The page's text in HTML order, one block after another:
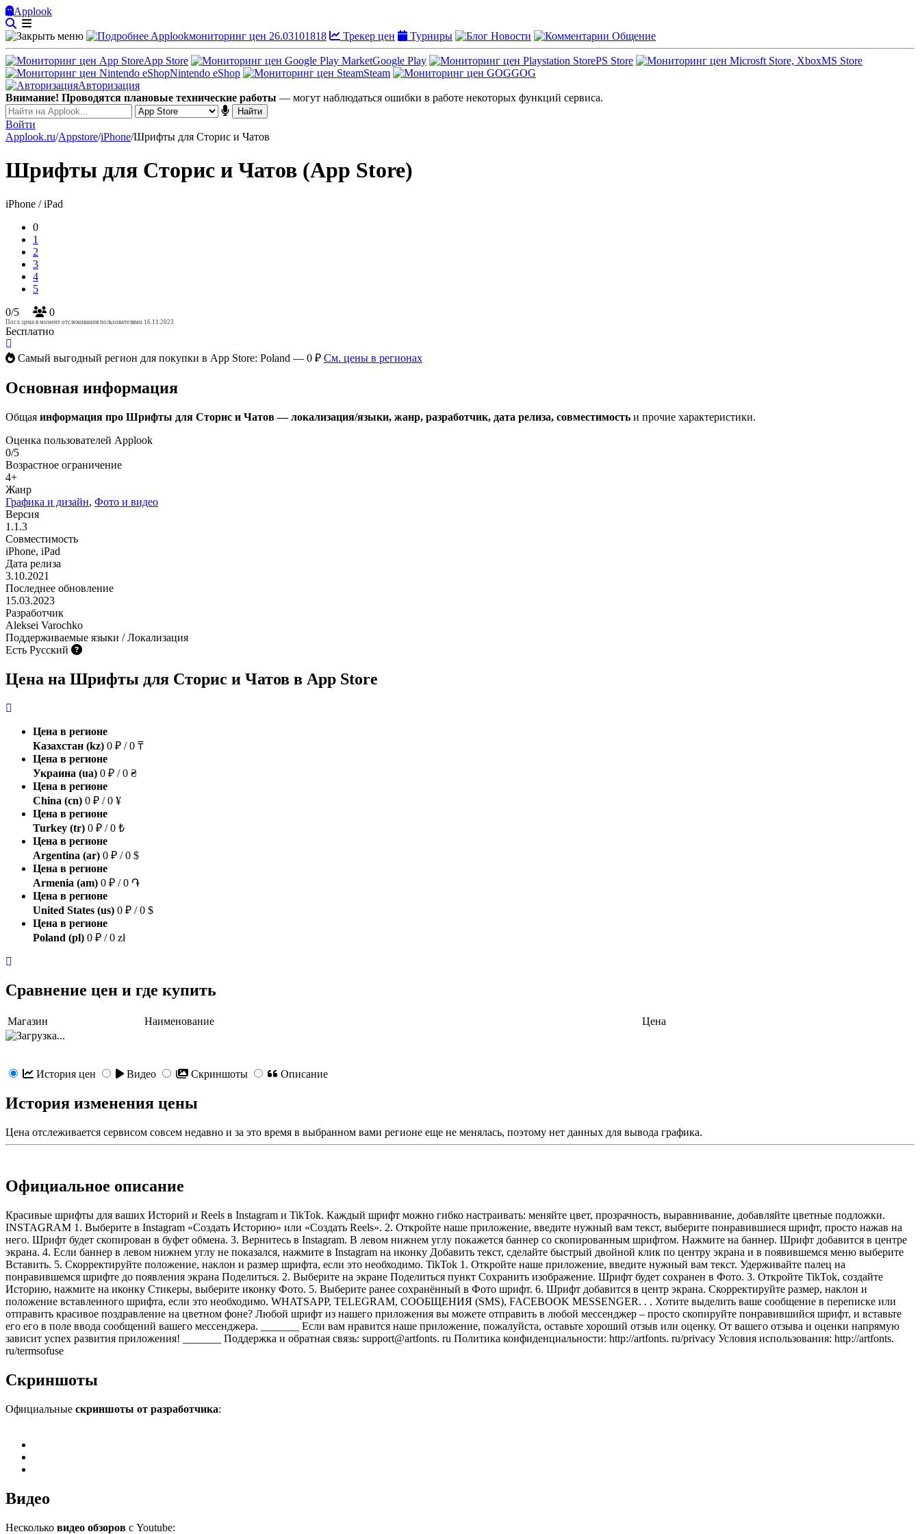
Applook
Applookмониторинг цен 26.03101818 Трекер цен Турниры Новости Общение
App Store Google Play PS Store
MS Store
Nintendo eShop
Steam
GOG
Авторизация
Внимание! Проводятся плановые технические работы — могут наблюдаться ошибки в работе некоторых функций сервиса.
Войти
Applook.ru/Appstore/iPhone/Шрифты для Сторис и Чатов
Шрифты для Сторис и Чатов (App Store)
iPhone / iPad
0
1
2
3
4
5
0/5
0
Посл. цена в момент отслеживания пользователями 16.11.2023
Бесплатно
Самый выгодный регион для покупки в App Store: Poland — 0 ₽ См. цены в регионах
Основная информация
Общая информация про Шрифты для Сторис и Чатов — локализация/языки, жанр, разработчик, дата релиза, совместимость и прочие характеристики.
Оценка пользователей Applook
0/5
Возрастное ограничение
4+
Жанр
Графика и дизайн, Фото и видео
Версия
1.1.3
Совместимость
iPhone, iPad
Дата релиза
3.10.2021
Последнее обновление
15.03.2023
Разработчик
Aleksei Varochko
Поддерживаемые языки / Локализация
Есть Русский
Цена на Шрифты для Сторис и Чатов в App Store
Цена в регионе
Казахстан (kz) 0 ₽ / 0 ₸
Цена в регионе
Украина (ua) 0 ₽ / 0 ₴
Цена в регионе
China (cn) 0 ₽ / 0 ¥
Цена в регионе
Turkey (tr) 0 ₽ / 0 ₺
Цена в регионе
Argentina (ar) 0 ₽ / 0 $
Цена в регионе
Armenia (am) 0 ₽ / 0 ֏
Цена в регионе
United States (us) 0 ₽ / 0 $
Цена в регионе
Poland (pl) 0 ₽ / 0 zł
Сравнение цен и где купить
Магазин Наименование Цена
История цен Видео Скриншоты Описание
История изменения цены
Цена отслеживается сервисом совсем недавно и за это время в выбранном вами регионе еще не менялась, поэтому нет данных для вывода графика.
Официальное описание
Красивые шрифты для ваших Историй и Reels в Instagram и TikTok. Каждый шрифт можно гибко настраивать: меняйте цвет, прозрачность, выравнивание, добавляйте цветные подложки.
INSTAGRAM 1. Выберите в Instagram «Создать Историю» или «Создать Reels». 2. Откройте наше приложение, введите нужный вам текст, выберите понравившиеся шрифт, просто нажав на
него. Шрифт будет скопирован в буфет обмена. 3. Вернитесь в Instagram. В левом нижнем углу покажется баннер со скопированным шрифтом. Нажмите на баннер. Шрифт добавится в центре
экрана. 4. Если баннер в левом нижнем углу не показался, нажмите в Instagram на иконку Добавить текст, сделайте быстрый двойной клик по центру экрана и в появившемся меню выберите
Вставить. 5. Скорректируйте положение, наклон и размер шрифта, если это необходимо. TikTok 1. Откройте наше приложение, введите нужный вам текст. Удерживайте палец на
понравившемся шрифте до появления экрана Поделиться. 2. Выберите на экране Поделиться пункт Сохранить изображение. Шрифт будет сохранен в Фото. 3. Откройте TikTok, создайте
Историю, нажмите на иконку Стикеры, выберите иконку Фото. 5. Выберите ранее сохранённый в Фото шрифт. 6. Шрифт добавится в центр экрана. Скорректируйте размер, наклон и
положение вставленного шрифта, если это необходимо. WHATSAPP, TELEGRAM, СООБЩЕНИЯ (SMS), FACEBOOK MESSENGER. . . Хотите выделить ваше сообщение в переписке или
отправить красивое поздравление на цветном фоне? Любой шрифт из нашего приложения вы можете отправить в любой мессенджер – просто скопируйте понравившийся шрифт, и вставьте
его его в поле ввода сообщений вашего мессенджера. _______ Если вам нравится наше приложение, пожалуйста, оставьте хороший отзыв или оценку. От вашего отзыва и оценки напрямую
зависит успех развития приложения! _______ Поддержка и обратная связь: support@artfonts. ru Политика конфиденциальности: http://artfonts. ru/privacy Условия использования: http://artfonts.
ru/termsofuse
Скриншоты
Официальные скриншоты от разработчика:
Видео
Несколько видео обзоров с Youtube: